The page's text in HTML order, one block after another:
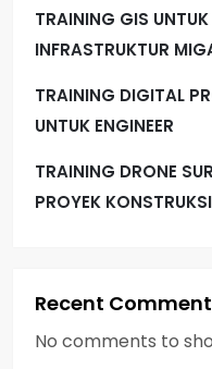
aTRAINING GIS
INFRASTRUKTUR
TRAINING DIGITAL
UNTUK ENGINEER
TRAINING DRONE
PROYEK KONSTRUKSI
Recent
No comments to